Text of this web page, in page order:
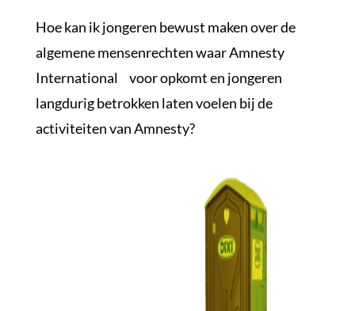
Hoe kan ik jongeren bewust maken over de
algemene mensenrechten waar Amnesty
International voor opkomt en jongeren
langdurig betrokken laten voelen bij de
activiteiten van Amnesty?